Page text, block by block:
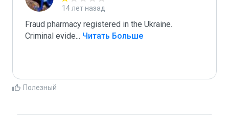
14 лет назад
Fraud pharmacy registered in the Ukraine.
Criminal evide... Читать Больше
Полезный